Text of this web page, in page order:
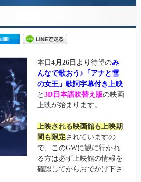
本日4月26日より 待望のみ
んなで歌おう♪「アナと雪
の女王」歌詞字幕付き上映
と 3D日本語吹替え版の映画
上映が始まります。
上映される映画館も上映期
間も限定されていますの
で、このGWに観に行かれ
る方は必ず上映館の情報を
確認してからおでかけ下さ